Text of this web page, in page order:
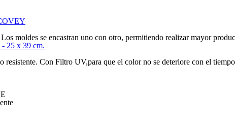
moldes se encastran uno con otro, permitiendo realizar mayor
25 x 39 cm.
resistente. Con Filtro UV,para que el color no se deteriore con el